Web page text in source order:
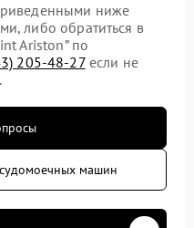
ниже
либо обратиться в
Ariston” по
205-48-27если не
машин